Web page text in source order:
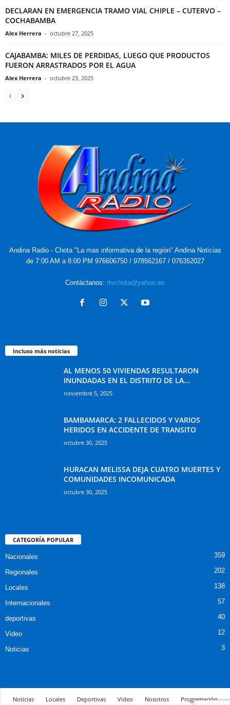
DECLARAN EN EMERGENCIA TRAMO VIAL CHIPLE – CUTERVO –
COCHABAMBA
Alex Herrera - octubre 27, 2025
CAJABAMBA: MILES DE PERDIDAS, LUEGO QUE PRODUCTOS
FUERON ARRASTRADOS POR EL AGUA
Alex Herrera - octubre 23, 2025
Andina Radio - Chota "La mas informativa de la región" Andina Noticias
de 7:00 AM a 8:00 PM 976606750 / 978562167 / 076352027
Contáctanos: rtvchota@yahoo.es
Incluso más noticias
AL MENOS 50 VIVIENDAS RESULTARON
INUNDADAS EN EL DISTRITO DE LA...
noviembre 5, 2025
BAMBAMARCA: 2 FALLECIDOS Y VARIOS
HERIDOS EN ACCIDENTE DE TRANSITO
octubre 30, 2025
HURACAN MELISSA DEJA CUATRO MUERTES Y
COMUNIDADES INCOMUNICADA
octubre 30, 2025
CATEGORÍA POPULAR
Nacionales 359
Regionales 202
Locales 138
Internacionales 57
deportivas 40
Video 12
Noticias 3
Noticias Locales Deportivas Video Nosotros Programación